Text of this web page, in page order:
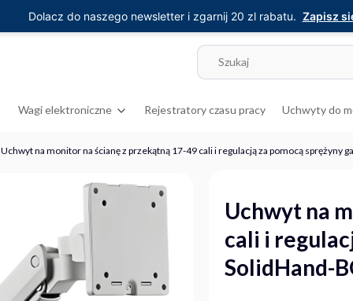
Wagi elektroniczne Rejestratory czasu pracy Uchwyty do
Uchwyt na monitor na ścianę z przekątną 17-49 cali i regulacją za pomocą sprężyny
Uchwyt na
cali i
SolidHand-
Dolacz do naszego newsletter i zgarnij 20 zl rabatu. Zapisz